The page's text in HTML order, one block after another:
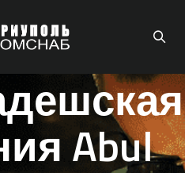
Abul